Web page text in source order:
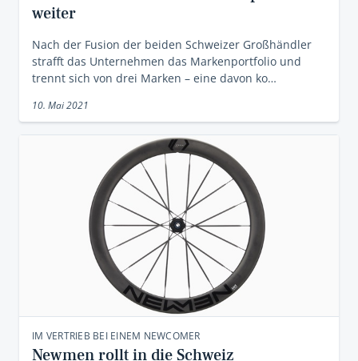
weiter
Nach der Fusion der beiden Schweizer Großhändler
strafft das Unternehmen das Markenportfolio und
trennt sich von drei Marken – eine davon ko…
10. Mai 2021
IM VERTRIEB BEI EINEM NEWCOMER
Newmen rollt in die Schweiz